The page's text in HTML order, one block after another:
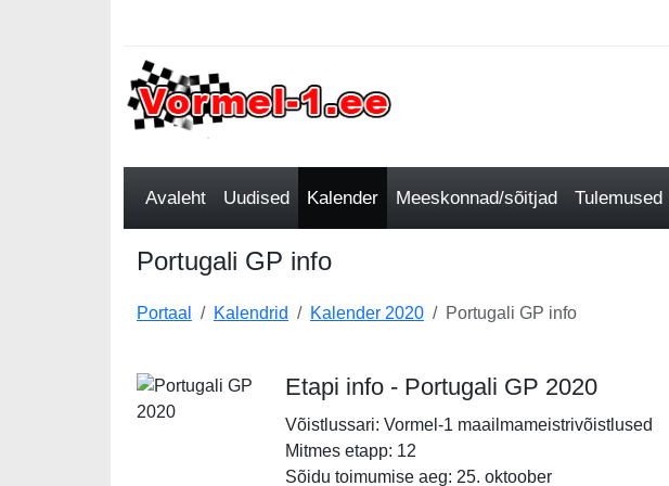
Avaleht Uudised Kalender Meeskonnad/sõitjad Tulemused
Portugali GP info
Portaal Kalendrid Kalender 2020 Portugali GP info
Etapi info - Portugali GP 2020
Võistlussari: Vormel-1 maailmameistrivõistlused
Mitmes etapp: 12
Sõidu toimumise aeg: 25. oktoober